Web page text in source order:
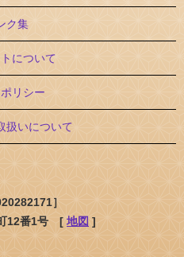
ク集
について
リシー
扱いについて
］
12番1号 [ 地図 ]